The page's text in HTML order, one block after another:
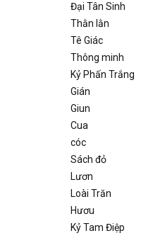
Đại Tân Sinh
Thằn lằn
Tê Giác
Thông minh
Kỷ Phấn Trắng
Gián
Giun
Cua
cóc
Sách đỏ
Lươn
Loài Trăn
Hươu
Kỷ Tam Điệp